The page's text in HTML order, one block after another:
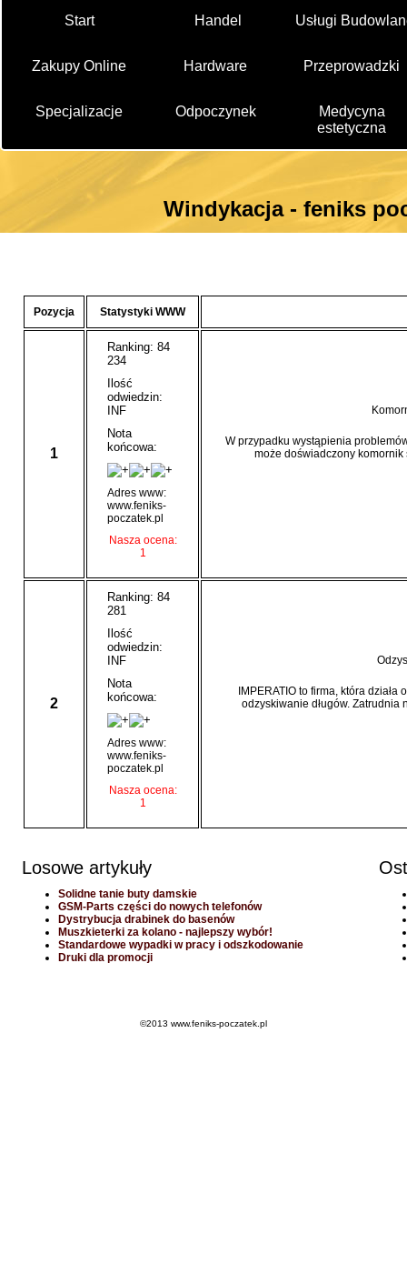
Start Handel Usługi
Zakupy Online Hardware Przeprowadzki
Specjalizacje Odpoczynek
Medycyna
estetyczna
Windykacja - feniks
Pozycja Statystyki WWW
1
Ranking: 84
234
Ilość
odwiedzin:
INF
Nota
końcowa:
Adres www:
www.feniks-
poczatek.pl
Nasza ocena:
1
W przypadku wystąpienia
może doświadczony
2
Ranking: 84
281
Ilość
odwiedzin:
INF
Nota
końcowa:
Adres www:
www.feniks-
poczatek.pl
Nasza ocena:
1
IMPERATIO to firma, która
odzyskiwanie długów.
Losowe artykuły
Solidne tanie buty damskie
GSM-Parts części do nowych telefonów
Dystrybucja drabinek do basenów
Muszkieterki za kolano - najlepszy wybór!
Standardowe wypadki w pracy i odszkodowanie
Druki dla promocji
©2013 www.feniks-poczatek.pl